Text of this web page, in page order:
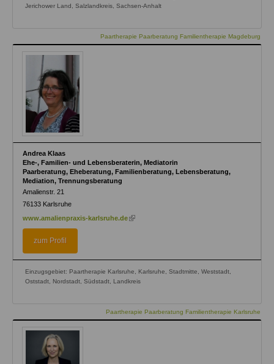
Jerichower Land, Salzlandkreis, Sachsen-Anhalt
Paartherapie Paarberatung Familientherapie Magdeburg
Andrea Klaas
Ehe-, Familien- und Lebensberaterin, Mediatorin
Paarberatung, Eheberatung, Familienberatung, Lebensberatung,
Mediation, Trennungsberatung
Amalienstr. 21
76133 Karlsruhe
www.amalienpraxis-karlsruhe.de(link
zum Profil
Einzugsgebiet: Paartherapie Karlsruhe, Karlsruhe, Stadtmitte, Weststadt,
Oststadt, Nordstadt, Südstadt, Landkreis
Paartherapie Paarberatung Familientherapie Karlsruhe